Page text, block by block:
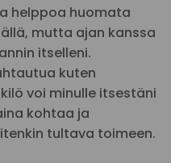
helppoa huomata
mutta ajan kanssa
itselleni.
kuten
voi minulle itsestäni
kohtaa ja
tultava toimeen.